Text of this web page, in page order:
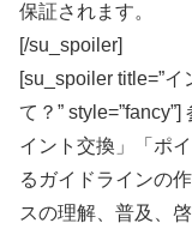
保証されます。
[/su_spoiler]
[su_spoiler title=”
て？”
イント交換」「ポ
るガイドラインの
スの理解、普及、